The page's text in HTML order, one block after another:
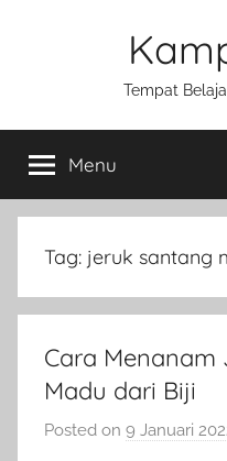
Tempat
Menu
Tag: jeruk santang
Cara Menanam
Madu dari Biji
Posted on 9 Januari